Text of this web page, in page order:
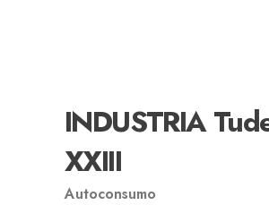
INDUSTRIA
XXIII
Autoconsumo